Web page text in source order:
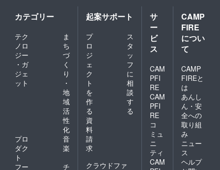
ク&チャ
レン
ジ」を
ご確認
くださ
い。
遅れる
場合、
早急に
ご連絡
致しま
す。 ※
初期不
に関す
る返
品・返
金はお
受けい
たしか
ねま
す。 そ
の他の
注事項
につい
ては
「リス
ダーレ
ンズ】
処方箋
やレン
ズ情報
も別注
で承り
細はお
問合せ
くださ
届け予
2022年
7月末に
お届け
予定 [保
証・ア
フター
サポー
カテゴリー
テク
ノロ
ジー
・ガ
ジェ
ット
ま
ち
づ
く
り
・
地
域
活
性
化
プロ
ダク
ト
音
楽
フー
チ
起案サポート
プ
ロ
ジ
ェ
ク
ト
を
作
る
ス
タ
ッ
フ
に
相
談
す
る
資
料
請
求
クラウドファ
サ
ー
ビ
ス
CAM
PFI
RE
CAM
PFI
RE
コ
ミュ
ニ
ティ
CAM
CAMP
FIRE
につい
て
CAMP
FIREと
は
あんし
ん・安
全への
取り組
み
ニュー
ス
ヘルプ